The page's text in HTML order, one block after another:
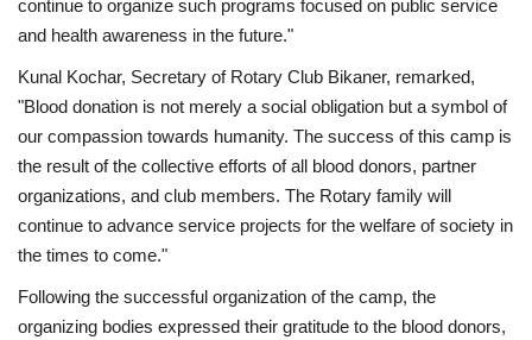
continue to organize such programs focused on public service
and health awareness in the future."
Kunal Kochar, Secretary of Rotary Club Bikaner, remarked,
"Blood donation is not merely a social obligation but a symbol of
our compassion towards humanity. The success of this camp is
the result of the collective efforts of all blood donors, partner
organizations, and club members. The Rotary family will
continue to advance service projects for the welfare of society in
the times to come."
Following the successful organization of the camp, the
organizing bodies expressed their gratitude to the blood donors,